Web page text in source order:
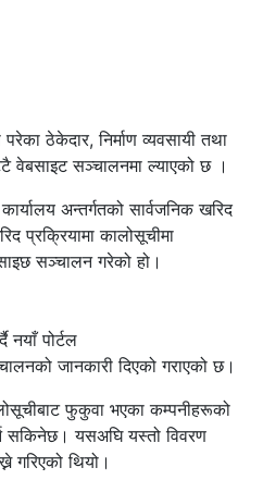
ठेकेदार, निर्माण व्यवसायी तथा
वेबसाइट सञ्चालनमा ल्याएको छ ।
अन्तर्गतको सार्वजनिक खरिद
प्रक्रियामा कालोसूचीमा
सञ्चालन गरेको हो।
नयाँ पोर्टल
जानकारी दिएको गराएको छ।
फुकुवा भएका कम्पनीहरूको
सकिनेछ। यसअघि यस्तो विवरण
गरिएको थियो।